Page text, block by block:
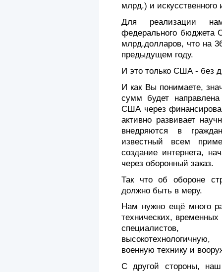
млрд.) и
Для реализации
федерального бюджета
млрд.долларов, что на
предыдущем году.
И это только США - без
И как Вы понимаете,
сумм будет
США через
активно развивает
внедряются в
известный всем
создание интернета,
через оборонный заказ.
Так что об обороне
должно быть в меру.
Нам нужно ещё много
технических,
специалистов,
военную технику и
С другой стороны,